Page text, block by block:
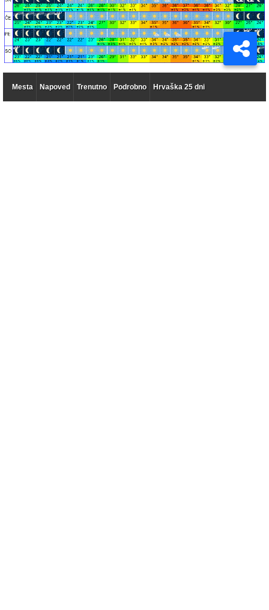
Mesta Napoved Trenutno Podrobno Hrvaška 25 dni